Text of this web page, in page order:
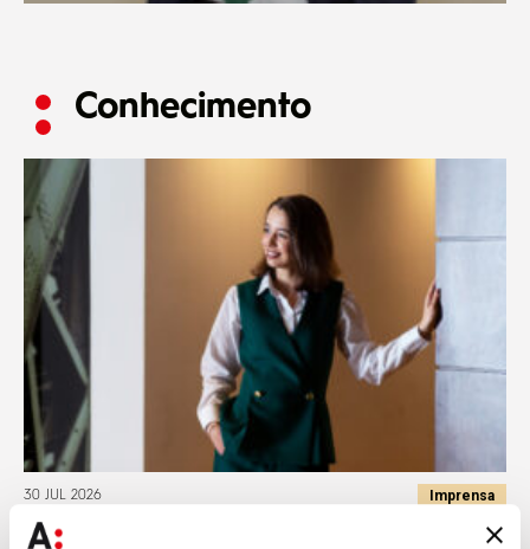
Conhecimento
30 JUL 2026 Imprensa
Cláudia Ribeiro da Silva destaca transparência salarial